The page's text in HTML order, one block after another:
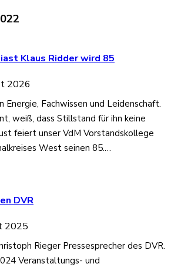
Klaus Ridder wird 85
2026
Energie, Fachwissen und Leidenschaft.
weiß, dass Stillstand für ihn keine
feiert unser VdM Vorstandskollege
West seinen 85.…
DVR
2025
Rieger Pressesprecher des DVR.
Veranstaltungs- und